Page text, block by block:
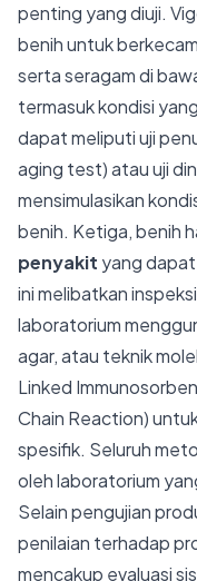
penting yang diuji.
benih untuk
serta seragam di
termasuk kondisi
dapat meliputi uji
aging test) atau uji
mensimulasikan
benih. Ketiga, benih
penyakit yang
ini melibatkan
laboratorium
agar, atau teknik
Linked
Chain Reaction)
spesifik. Seluruh
oleh laboratorium
Selain pengujian
penilaian terhadap
mencakup evaluasi